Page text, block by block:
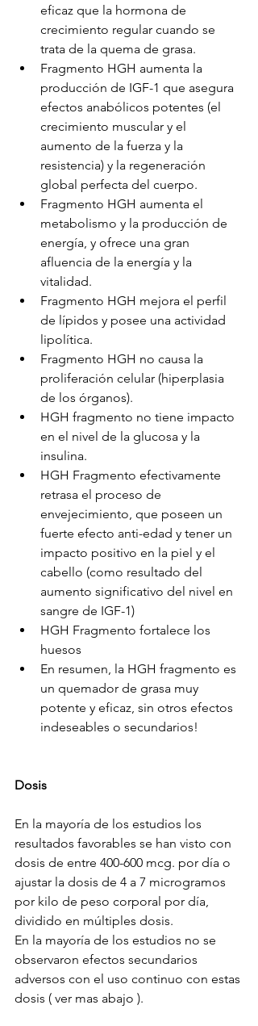
eficaz que la hormona de
crecimiento regular cuando se
trata de la quema de grasa.
Fragmento HGH aumenta la
producción de IGF-1 que asegura
efectos anabólicos potentes (el
crecimiento muscular y el
aumento de la fuerza y ​​la
resistencia) y la regeneración
global perfecta del cuerpo.
Fragmento HGH aumenta el
metabolismo y la producción de
energía, y ofrece una gran
afluencia de la energía y la
vitalidad.
Fragmento HGH mejora el perfil
de lípidos y posee una actividad
lipolítica.
Fragmento HGH no causa la
proliferación celular (hiperplasia
de los órganos).
HGH fragmento no tiene impacto
en el nivel de la glucosa y la
insulina.
HGH Fragmento efectivamente
retrasa el proceso de
envejecimiento, que poseen un
fuerte efecto anti-edad y tener un
impacto positivo en la piel y el
cabello (como resultado del
aumento significativo del nivel en
sangre de IGF-1)
HGH Fragmento fortalece los
huesos
En resumen, la HGH fragmento es
un quemador de grasa muy
potente y eficaz, sin otros efectos
indeseables o secundarios!
Dosis
En la mayoría de los estudios los
resultados favorables se han visto con
dosis de entre 400-600 mcg. por día o
ajustar la dosis de 4 a 7 microgramos
por kilo de peso corporal por día,
dividido en múltiples dosis.
En la mayoría de los estudios no se
observaron efectos secundarios
adversos con el uso continuo con estas
dosis ( ver mas abajo ).